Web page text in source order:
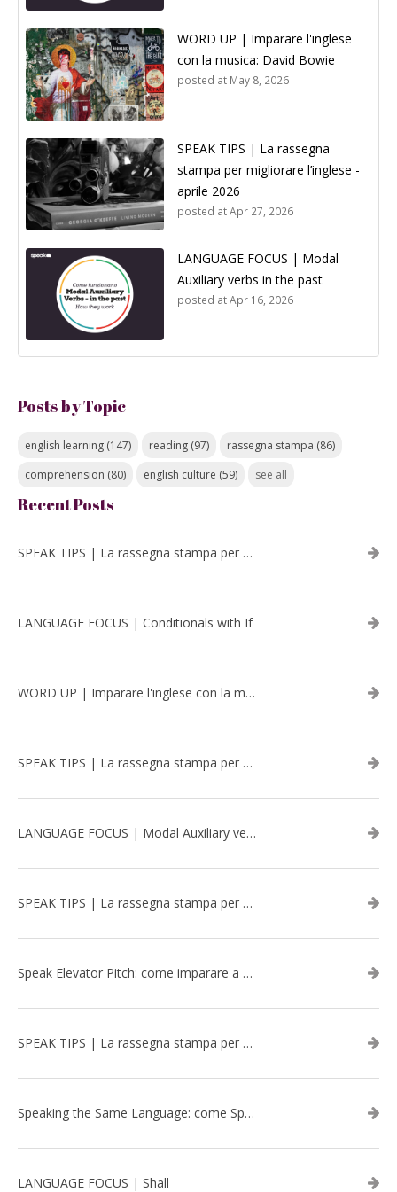
WORD UP | Imparare l'inglese
con la musica: David Bowie
posted at May 8, 2026
SPEAK TIPS | La rassegna
stampa per migliorare l’inglese -
aprile 2026
posted atApr 27, 2026
LANGUAGE FOCUS | Modal
Auxiliary verbs in the past
posted atApr 16, 2026
Posts by Topic
english learning (147) reading (97) rassegna stampa (86)
comprehension (80) english culture (59) see all
Recent Posts
SPEAK TIPS | La rassegna stampa per migliorare l’inglese - luglio 2026
LANGUAGE FOCUS | Conditionals with If
WORD UP | Imparare l'inglese con la musica: David Bowie
SPEAK TIPS | La rassegna stampa per migliorare l’inglese - aprile 2026
LANGUAGE FOCUS | Modal Auxiliary verbs in the past
SPEAK TIPS | La rassegna stampa per migliorare l’inglese - marzo 2026
Speak Elevator Pitch: come imparare a gestire una presentazione in inglese
SPEAK TIPS | La rassegna stampa per migliorare l’inglese - febbraio 2026
Speaking the Same Language: come Speak aiuta a rafforzare i team attraverso il Team Building in inglese
LANGUAGE FOCUS | Shall